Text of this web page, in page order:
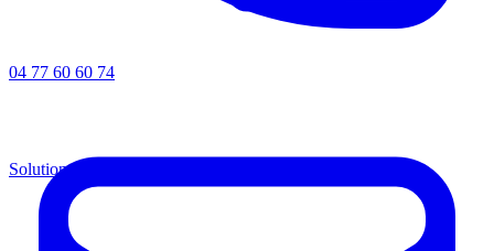
04 77 60 60 74
Solutions